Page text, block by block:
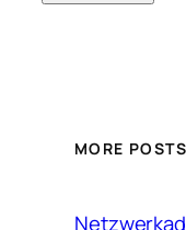
MORE POSTS